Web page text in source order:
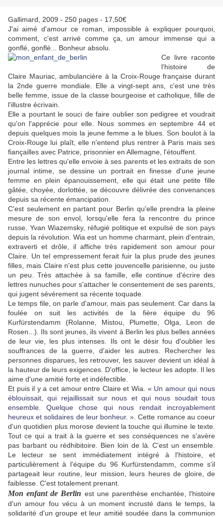
Gallimard, 2009 - 250 pages - 17,50€
J'ai aimé d'amour ce roman, impossible à expliquer pourquoi,
comment, c'est arrivé comme ça, un amour immense qui a
gonflé, gonflé... Bonheur absolu.
Ce livre raconte
l'histoire de
Claire Mauriac, ambulancière à la Croix-Rouge française durant
la 2nde guerre mondiale. Elle a vingt-sept ans, c'est une très
belle femme, issue de la classe bourgeoise et catholique, fille de
l'illustre écrivain.
Elle a pourtant le souci de faire oublier son pedigree et voudrait
qu'on l'apprécie pour elle. Nous sommes en septembre 44 et
depuis quelques mois la jeune femme a le blues. Son boulot à la
Croix-Rouge lui plaît, elle n'entend plus rentrer à Paris mais ses
fiançailles avec Patrice, prisonnier en Allemagne, l'étouffent.
Entre les lettres qu'elle envoie à ses parents et les extraits de son
journal intime, se dessine un portrait en finesse d'une jeune
femme en plein épanouissement, elle qui était une petite fille
gâtée, choyée, dorlottée, se découvre délivrée des convenances
depuis sa récente émancipation.
C'est seulement en partant pour Berlin qu'elle prendra la pleine
mesure de son envol, lorsqu'elle fera la rencontre du prince
russe, Yvan Wiazemsky, réfugié politique et expulsé de son pays
depuis la révolution. Wia est un homme charmant, plein d'entrain,
extraverti et drôle, il affiche très rapidement son amour pour
Claire. Un tel empressement ferait fuir la plus prude des jeunes
filles, mais Claire n'est plus cette jouvencelle parisienne, ou juste
un peu. Très attachée à sa famille, elle continue d'écrire des
lettres nunuches pour s'attacher le consentement de ses parents,
qui jugent sévèrement sa récente toquade.
Le temps file, on parle d'amour, mais pas seulement. Car dans la
foulée on suit les activités de la fière équipe du 96
Kurfürstendamm (Rolanne, Mistou, Plumette, Olga, Leon de
Rosen...). Ils sont jeunes, ils vivent à Berlin les plus belles années
de leur vie, les plus intenses. Ils ont le désir fou d'oublier les
souffrances de la guerre, d'aider les autres. Rechercher les
personnes disparues, les retrouver, les sauver devient un idéal à
la hauteur de leurs exigences. D'office, le lecteur les adopte. Il les
aime d'une amitié forte et indéfectible.
Et puis il y a cet amour entre Claire et Wia. « Un amour qui nous
éblouissait, qui rejaillissait sur nous et qui nous soudait tous
ensemble. Quelque chose qui nous rendait incroyablement
heureux et solidaires de leur bonheur.». Cette romance au coeur
d'un quotidien plus morose devient la touche qui illumine le texte.
Tout ce qui a trait à la guerre et ses conséquences ne s'avère
pas barbant ou rédhibitoire. Bien loin de là. C'est un ensemble.
Le lecteur se sent immédiatement intégré à l'histoire, et
particulièrement à l'équipe du 96 Kurfürstendamm, comme s'il
partageait leur routine, leur mission, leurs heures de gloire, de
faiblesse. C'est totalement prenant.
Mon enfant de Berlin est une parenthèse enchantée, l'histoire
d'un amour fou vécu à un moment incrusté dans le temps, la
solidarité d'un groupe et leur amitié soudée dans la communion